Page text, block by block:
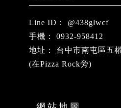
@438glwcf
0932-958412
台中市南屯區五
(在Pizza Rock旁)